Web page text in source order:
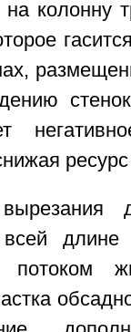
колонну
длине
потоком